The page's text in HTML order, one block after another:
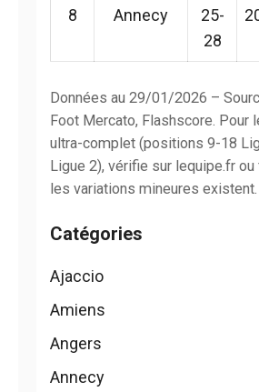
8 Annecy
25-
28
Données au 29/01/2026 –
Foot Mercato, Flashscore. Pour
ultra-complet (positions 9-18
Ligue 2), vérifie sur lequipe.fr
les variations mineures existent.
Catégories
Ajaccio
Amiens
Angers
Annecy